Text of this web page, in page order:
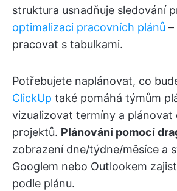
struktura usnadňuje sledování
optimalizaci pracovních plánů –
pracovat s tabulkami.
Potřebujete naplánovat, co
ClickUp také pomáhá týmům
vizualizovat termíny a plánovat
projektů. Plánování pomocí
zobrazení dne/týdne/měsíce a
Googlem nebo Outlookem
podle plánu.